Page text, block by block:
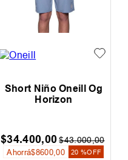
Short Niño Oneill Og
Horizon
$34.400,00 $43.000,00
Ahorrá$8600,00 20 %OFF